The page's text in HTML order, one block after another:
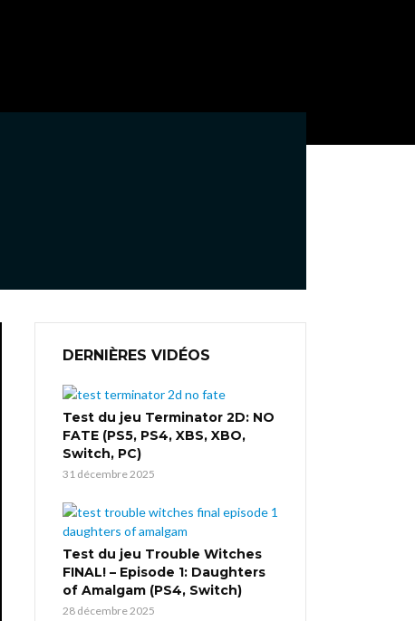
DERNIÈRES VIDÉOS
Test du jeu Terminator 2D: NO
FATE (PS5, PS4, XBS, XBO,
Switch, PC)
31 décembre 2025
Test du jeu Trouble Witches
FINAL! – Episode 1: Daughters
of Amalgam (PS4, Switch)
28 décembre 2025